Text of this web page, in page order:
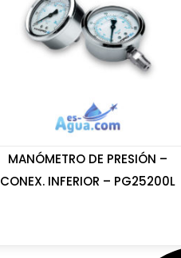
MANÓMETRO DE PRESIÓN –
CONEX. INFERIOR – PG25200L